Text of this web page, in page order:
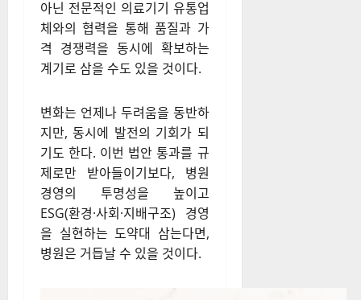
아닌 전문적인 의료기기 유통업
체와의 협력을 통해 품질과 가
격 경쟁력을 동시에 확보하는
계기로 삼을 수도 있을 것이다.
변화는 언제나 두려움을 동반하
지만, 동시에 발전의 기회가 되
기도 한다. 이번 법안 통과를 규
제로만 받아들이기보다, 병원
경영의 투명성을 높이고
ESG(환경·사회·지배구조) 경영
을 실현하는 도약대 삼는다면,
병원은 거듭날 수 있을 것이다.